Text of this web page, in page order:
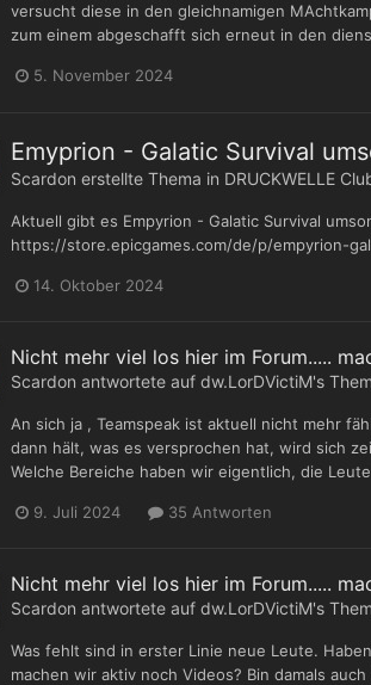
versucht diese in den gleichnamigen
zum einem abgeschafft sich erneut in den
5. November 2024
Emyprion - Galatic Survival
Scardon erstellte Thema in DRUCKWELLE
Aktuell gibt es Empyrion - Galatic Survival
https://store.epicgames.com/de/p/empyrion-
14. Oktober 2024
Nicht mehr viel los hier im Forum.....
Scardon antwortete auf dw.LorDVictiM's
An sich ja , Teamspeak ist aktuell nicht mehr
dann hält, was es versprochen hat, wird sich
Welche Bereiche haben wir eigentlich, die
9. Juli 2024 35 Antworten
Nicht mehr viel los hier im Forum.....
Scardon antwortete auf dw.LorDVictiM's
Was fehlt sind in erster Linie neue Leute.
machen wir aktiv noch Videos? Bin damals auch